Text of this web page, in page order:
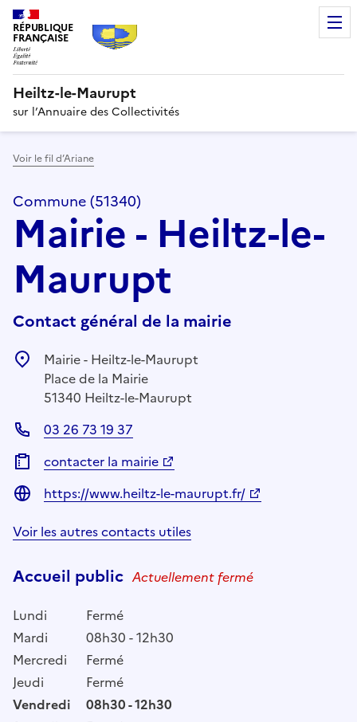
RÉPUBLIQUE
FRANÇAISE
Heiltz-le-Maurupt
sur l’Annuaire des Collectivités
Voir le fil d’Ariane
Commune (51340)
Mairie - Heiltz-le-
Maurupt
Contact général de la mairie
Mairie - Heiltz-le-Maurupt
Place de la Mairie
51340 Heiltz-le-Maurupt
03 26 73 19 37
contacter la mairie
https://www.heiltz-le-maurupt.fr/
Voir les autres contacts utiles
Accueil public Actuellement fermé
Lundi
Fermé
Mardi
08h30 - 12h30
Mercredi
Fermé
Jeudi
Fermé
Vendredi
08h30 - 12h30